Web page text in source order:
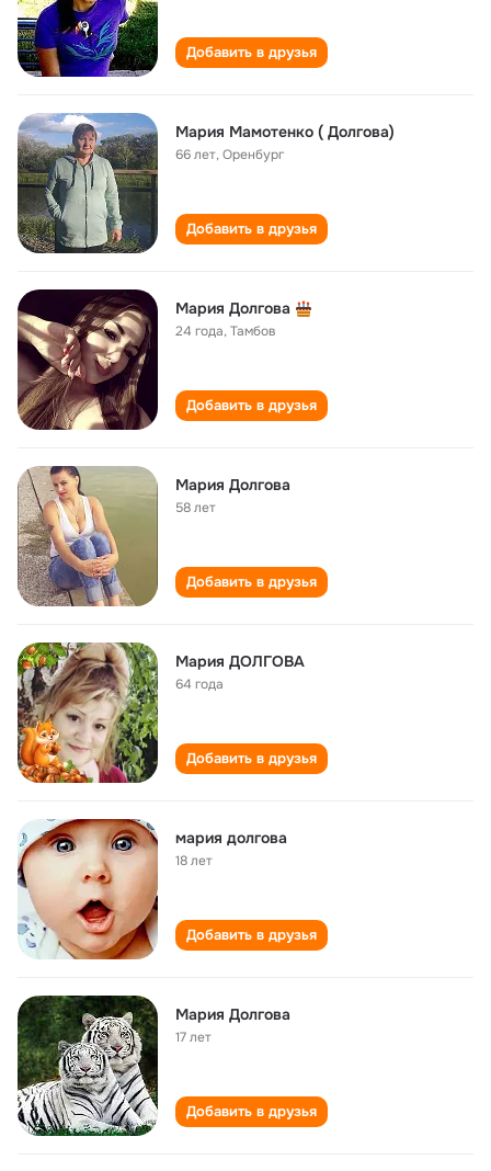
Добавить в друзья
Мария Мамотенко ( Долгова)
66 лет,Оренбург
Добавить в друзья
Мария Долгова
24 года,Тамбов
Добавить в друзья
Мария Долгова
58 лет
Добавить в друзья
Мария ДОЛГОВА
64 года
Добавить в друзья
мария долгова
18 лет
Добавить в друзья
Мария Долгова
17 лет
Добавить в друзья